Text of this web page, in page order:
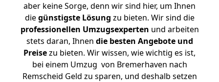
aber keine Sorge, denn wir sind hier, um Ihnen
diegünstigste Lösung zu bieten. Wir sind die
professionellen Umzugsexperten und arbeiten
stets daran, Ihnen die besten Angebote und
Preisezu bieten. Wir wissen, wie wichtig es ist,
bei einem Umzug von Bremerhaven nach
Remscheid Geld zu sparen, und deshalb setzen